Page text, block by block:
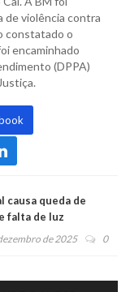
de violência contra
constatado o
encaminhado
(DPPA)
causa queda de
falta de luz
de 2025 0